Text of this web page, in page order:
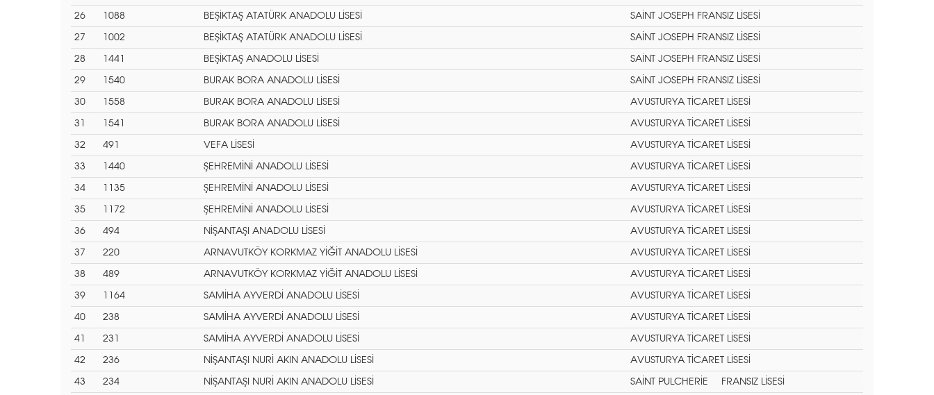
26 1088 BEŞİKTAŞ ATATÜRK ANADOLU LİSESİ SAİNT JOSEPH FRANSIZ LİSESİ
27 1002 BEŞİKTAŞ ATATÜRK ANADOLU LİSESİ SAİNT JOSEPH FRANSIZ LİSESİ
28 1441 BEŞİKTAŞ ANADOLU LİSESİ SAİNT JOSEPH FRANSIZ LİSESİ
29 1540 BURAK BORA ANADOLU LİSESİ SAİNT JOSEPH FRANSIZ LİSESİ
30 1558 BURAK BORA ANADOLU LİSESİ AVUSTURYA TİCARET LİSESİ
31 1541 BURAK BORA ANADOLU LİSESİ AVUSTURYA TİCARET LİSESİ
32 491 VEFA LİSESİ AVUSTURYA TİCARET LİSESİ
33 1440 ŞEHREMİNİ ANADOLU LİSESİ AVUSTURYA TİCARET LİSESİ
34 1135 ŞEHREMİNİ ANADOLU LİSESİ AVUSTURYA TİCARET LİSESİ
35 1172 ŞEHREMİNİ ANADOLU LİSESİ AVUSTURYA TİCARET LİSESİ
36 494 NİŞANTAŞI ANADOLU LİSESİ AVUSTURYA TİCARET LİSESİ
37 220 ARNAVUTKÖY KORKMAZ YİĞİT ANADOLU LİSESİ AVUSTURYA TİCARET LİSESİ
38 489 ARNAVUTKÖY KORKMAZ YİĞİT ANADOLU LİSESİ AVUSTURYA TİCARET LİSESİ
39 1164 SAMİHA AYVERDİ ANADOLU LİSESİ AVUSTURYA TİCARET LİSESİ
40 238 SAMİHA AYVERDİ ANADOLU LİSESİ AVUSTURYA TİCARET LİSESİ
41 231 SAMİHA AYVERDİ ANADOLU LİSESİ AVUSTURYA TİCARET LİSESİ
42 236 NİŞANTAŞI NURİ AKIN ANADOLU LİSESİ AVUSTURYA TİCARET LİSESİ
43 234 NİŞANTAŞI NURİ AKIN ANADOLU LİSESİ SAİNT PULCHERİE FRANSIZ LİSESİ